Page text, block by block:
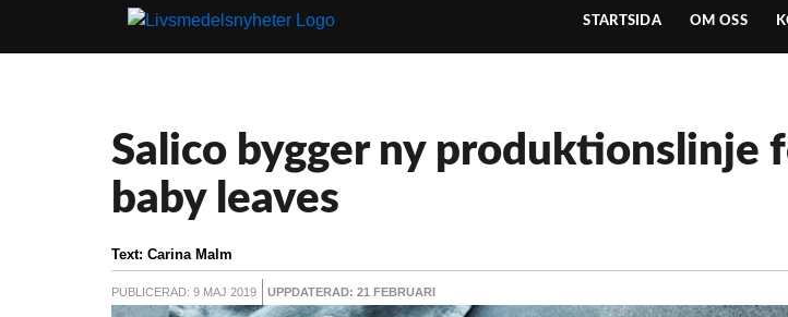
STARTSIDA OM OSS
Salico bygger ny produktionslinje
baby leaves
Text: Carina Malm
PUBLICERAD: 9 MAJ 2019 UPPDATERAD: 21 FEBRUARI